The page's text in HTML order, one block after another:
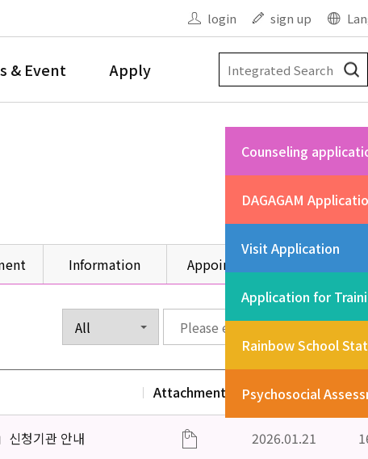
login sign up
& Event Apply
Counseling
DAGAGAM
Visit Application
Application for
Rainbow School
Psychosocial
Information Appointment
Attachment Date
신청기관 안내 2026.01.21